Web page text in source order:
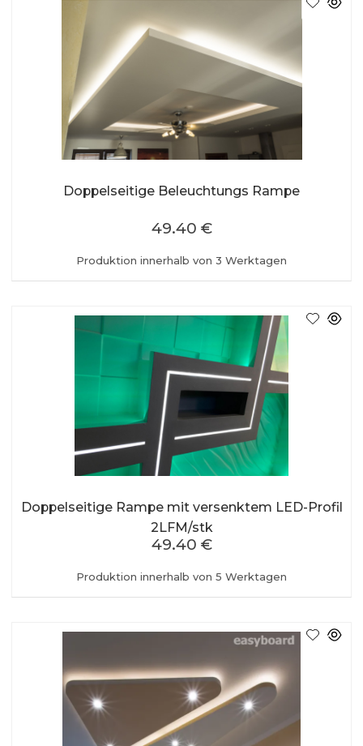
Doppelseitige Beleuchtungs Rampe
Produktion innerhalb von 3 Werktagen
49.40 €
Doppelseitige Rampe mit versenktem LED-Profil
2LFM/stk
Produktion innerhalb von 5 Werktagen
49.40 €